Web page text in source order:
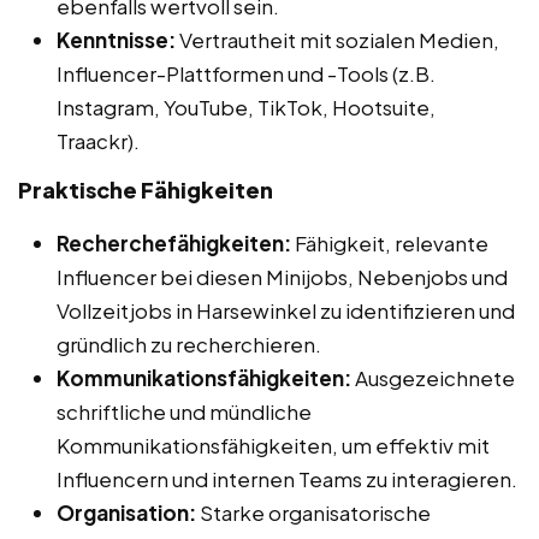
ebenfalls wertvoll sein.
Kenntnisse:Vertrautheit mit sozialen Medien,
Influencer-Plattformen und -Tools (z.B.
Instagram, YouTube, TikTok, Hootsuite,
Traackr).
Praktische Fähigkeiten
Recherchefähigkeiten: Fähigkeit, relevante
Influencer bei diesen Minijobs, Nebenjobs und
Vollzeitjobs in Harsewinkel zu identifizieren und
gründlich zu recherchieren.
Kommunikationsfähigkeiten:Ausgezeichnete
schriftliche und mündliche
Kommunikationsfähigkeiten, um effektiv mit
Influencern und internen Teams zu interagieren.
Organisation: Starke organisatorische